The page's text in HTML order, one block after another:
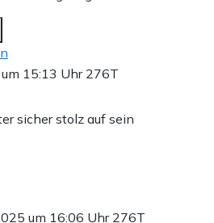
15:13 Uhr 276T
sicher stolz auf sein
um 16:06 Uhr 276T